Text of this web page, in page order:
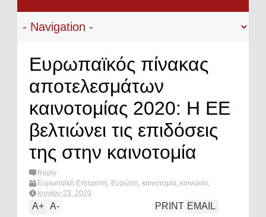
Ευρωπαϊκός πίνακας
αποτελεσμάτων
καινοτομίας 2020: Η ΕΕ
βελτιώνει τις επιδόσεις
της στην καινοτομία
Reply
Ευρωπαϊκή Επιτροπή, Ευρώπη, καινοτομία, κοινωνία,
What's hot?
Ιουνίου 23, 2020
A+ A- EMAIL
PRINT